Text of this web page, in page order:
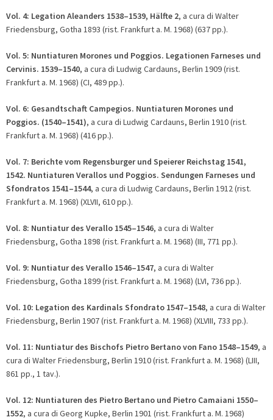
Vol. 4: Legation Aleanders 1538–1539, Hälfte 2, a cura di Walter
Friedensburg, Gotha 1893 (rist. Frankfurt a. M. 1968) (637 pp.).
Vol. 5: Nuntiaturen Morones und Poggios. Legationen Farneses und
Cervinis. 1539–1540, a cura di Ludwig Cardauns, Berlin 1909 (rist.
Frankfurt a. M. 1968) (CI, 489 pp.).
Vol. 6: Gesandtschaft Campegios. Nuntiaturen Morones und
Poggios. (1540–1541), a cura di Ludwig Cardauns, Berlin 1910 (rist.
Frankfurt a. M. 1968) (416 pp.).
Vol. 7: Berichte vom Regensburger und Speierer Reichstag 1541,
1542. Nuntiaturen Verallos und Poggios. Sendungen Farneses und
Sfondratos 1541–1544, a cura di Ludwig Cardauns, Berlin 1912 (rist.
Frankfurt a. M. 1968) (XLVII, 610 pp.).
Vol. 8: Nuntiatur des Verallo 1545–1546, a cura di Walter
Friedensburg, Gotha 1898 (rist. Frankfurt a. M. 1968) (III, 771 pp.).
Vol. 9: Nuntiatur des Verallo 1546–1547, a cura di Walter
Friedensburg, Gotha 1899 (rist. Frankfurt a. M. 1968) (LVI, 736 pp.).
Vol. 10: Legation des Kardinals Sfondrato 1547–1548, a cura di Walter
Friedensburg, Berlin 1907 (rist. Frankfurt a. M. 1968) (XLVIII, 733 pp.).
Vol. 11: Nuntiatur des Bischofs Pietro Bertano von Fano 1548–1549, a
cura di Walter Friedensburg, Berlin 1910 (rist. Frankfurt a. M. 1968) (LIII,
861 pp., 1 tav.).
Vol. 12: Nuntiaturen des Pietro Bertano und Pietro Camaiani 1550–
1552, a cura di Georg Kupke, Berlin 1901 (rist. Frankfurt a. M. 1968)